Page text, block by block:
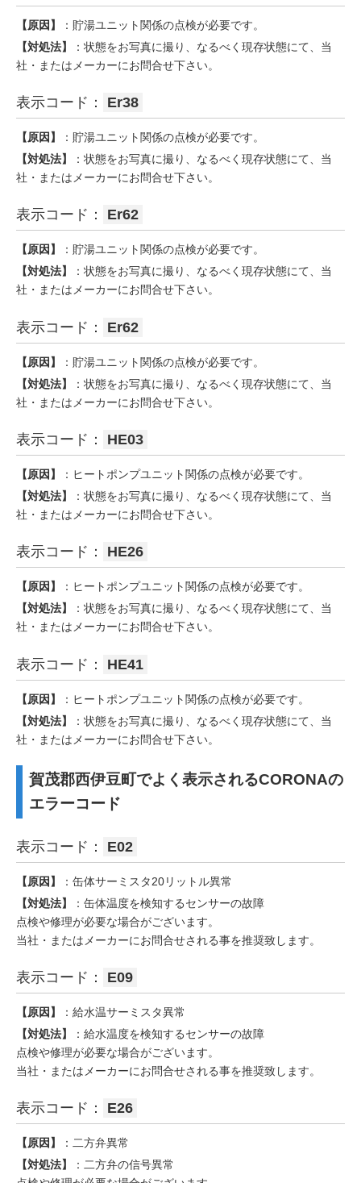
【原因】
：貯湯ユニット関係の点検が必要です。
【対処法】
：状態をお写真に撮り、なるべく現存状態にて、当
社・またはメーカーにお問合せ下さい。
表示コード： Er38
【原因】
：貯湯ユニット関係の点検が必要です。
【対処法】
：状態をお写真に撮り、なるべく現存状態にて、当
社・またはメーカーにお問合せ下さい。
表示コード： Er62
【原因】
：貯湯ユニット関係の点検が必要です。
【対処法】
：状態をお写真に撮り、なるべく現存状態にて、当
社・またはメーカーにお問合せ下さい。
表示コード： Er62
【原因】
：貯湯ユニット関係の点検が必要です。
【対処法】
：状態をお写真に撮り、なるべく現存状態にて、当
社・またはメーカーにお問合せ下さい。
表示コード： HE03
【原因】
：ヒートポンプユニット関係の点検が必要です。
【対処法】
：状態をお写真に撮り、なるべく現存状態にて、当
社・またはメーカーにお問合せ下さい。
表示コード： HE26
【原因】
：ヒートポンプユニット関係の点検が必要です。
【対処法】
：状態をお写真に撮り、なるべく現存状態にて、当
社・またはメーカーにお問合せ下さい。
表示コード： HE41
【原因】
：ヒートポンプユニット関係の点検が必要です。
【対処法】
：状態をお写真に撮り、なるべく現存状態にて、当
社・またはメーカーにお問合せ下さい。
賀茂郡西伊豆町でよく表示されるCORONAの
エラーコード
表示コード： E02
【原因】
：缶体サーミスタ20リットル異常
【対処法】
：缶体温度を検知するセンサーの故障
点検や修理が必要な場合がございます。
当社・またはメーカーにお問合せされる事を推奨致します。
表示コード： E09
【原因】
：給水温サーミスタ異常
【対処法】
：給水温度を検知するセンサーの故障
点検や修理が必要な場合がございます。
当社・またはメーカーにお問合せされる事を推奨致します。
表示コード： E26
【原因】
：二方弁異常
【対処法】
：二方弁の信号異常